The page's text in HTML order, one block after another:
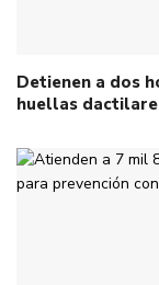
Detienen a dos
huellas